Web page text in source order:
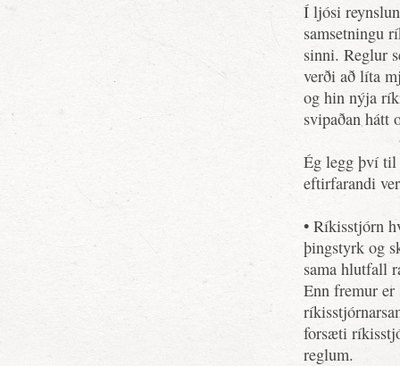
Í ljósi
samsetningu
sinni. Reglur
verði að líta
og hin nýja
svipaðan hátt
Ég legg því
eftirfarandi
• Ríkisstjórn
þingstyrk og
sama hlutfall
Enn fremur
forsæti
reglum.